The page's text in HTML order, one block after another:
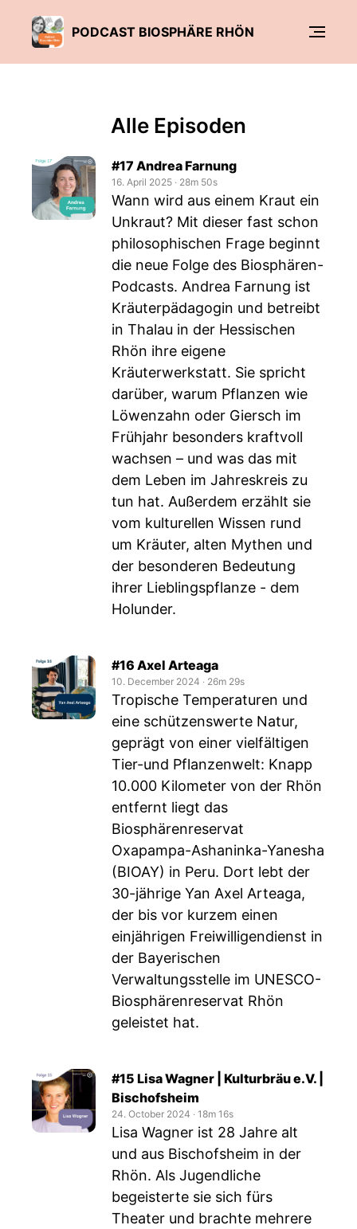
PODCAST BIOSPHÄRE RHÖN
Alle Episoden
#17 Andrea Farnung
16. April 2025 ‧ 28m 50s
Wann wird aus einem Kraut ein
Unkraut? Mit dieser fast schon
philosophischen Frage beginnt
die neue Folge des Biosphären-
Podcasts. Andrea Farnung ist
Kräuterpädagogin und betreibt
in Thalau in der Hessischen
Rhön ihre eigene
Kräuterwerkstatt. Sie spricht
darüber, warum Pflanzen wie
Löwenzahn oder Giersch im
Frühjahr besonders kraftvoll
wachsen – und was das mit
dem Leben im Jahreskreis zu
tun hat. Außerdem erzählt sie
vom kulturellen Wissen rund
um Kräuter, alten Mythen und
der besonderen Bedeutung
ihrer Lieblingspflanze - dem
Holunder.
#16 Axel Arteaga
10. December 2024 ‧ 26m 29s
Tropische Temperaturen und
eine schützenswerte Natur,
geprägt von einer vielfältigen
Tier-und Pflanzenwelt: Knapp
10.000 Kilometer von der Rhön
entfernt liegt das
Biosphärenreservat
Oxapampa-Ashaninka-Yanesha
(BIOAY) in Peru. Dort lebt der
30-jährige Yan Axel Arteaga,
der bis vor kurzem einen
einjährigen Freiwilligendienst in
der Bayerischen
Verwaltungsstelle im UNESCO-
Biosphärenreservat Rhön
geleistet hat.
#15 Lisa Wagner | Kulturbräu e.V. |
Bischofsheim
24. October 2024 ‧ 18m 16s
Lisa Wagner ist 28 Jahre alt
und aus Bischofsheim in der
Rhön. Als Jugendliche
begeisterte sie sich fürs
Theater und brachte mehrere